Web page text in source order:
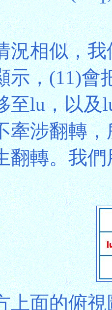
況相似，
示，(11)會
至lu，以及
牽涉翻轉
翻轉。我
上面的俯